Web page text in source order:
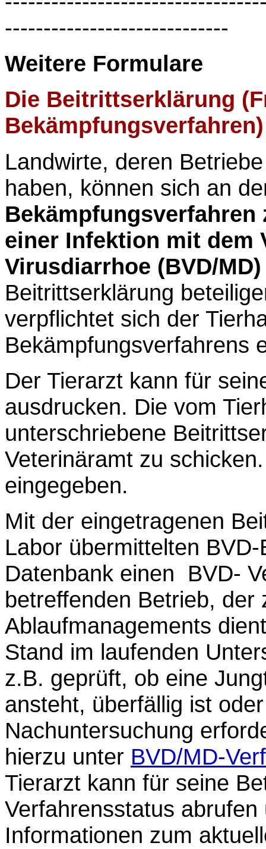
-----------------------------
Weitere Formulare
Die Beitrittserklärung (
Bekämpfungsverfahren)
Landwirte, deren
haben, können sich an
einer Infektion mit dem
Virusdiarrhoe (BVD/
Beitrittserklärung
verpflichtet sich der
Bekämpfungsverfahrens
Der Tierarzt kann für
ausdrucken. Die vom
unterschriebene
Veterinäramt zu
eingegeben.
Mit der eingetragenen
Labor übermittelten
Datenbank einen BVD-
betreffenden Betrieb, der
Ablaufmanagements
Stand im laufenden
z.B. geprüft, ob eine
ansteht, überfällig ist
Nachuntersuchung
hierzu unter BVD/MD-
Tierarzt kann für seine
Verfahrensstatus
Informationen zum